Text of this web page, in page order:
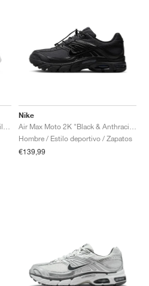
Nike
Hombre / Estilo deportivo / Zapatos
€139,99